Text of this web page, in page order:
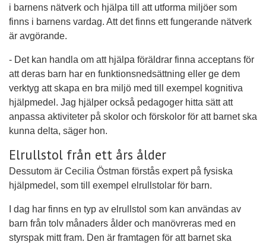
i barnens nätverk och hjälpa till att utforma miljöer som
finns i barnens vardag. Att det finns ett fungerande nätverk
är avgörande.
- Det kan handla om att hjälpa föräldrar finna acceptans för
att deras barn har en funktionsnedsättning eller ge dem
verktyg att skapa en bra miljö med till exempel kognitiva
hjälpmedel. Jag hjälper också pedagoger hitta sätt att
anpassa aktiviteter på skolor och förskolor för att barnet ska
kunna delta, säger hon.
Elrullstol från ett års ålder
Dessutom är Cecilia Östman förstås expert på fysiska
hjälpmedel, som till exempel elrullstolar för barn.
I dag har finns en typ av elrullstol som kan användas av
barn från tolv månaders ålder och manövreras med en
styrspak mitt fram. Den är framtagen för att barnet ska